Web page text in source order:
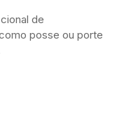
de
posse ou porte